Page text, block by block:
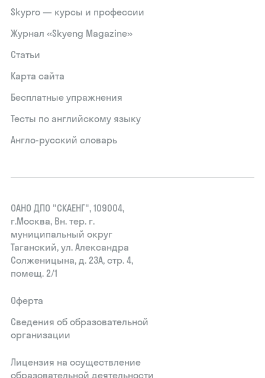
Skypro — курсы и профессии
Журнал «Skyeng Magazine»
Статьи
Карта сайта
Бесплатные упражнения
Тесты по английскому языку
Англо-русский словарь
ОАНО ДПО "СКАЕНГ", 109004,
г.Москва, Вн. тер. г.
муниципальный округ
Таганский, ул. Александра
Солженицына, д. 23А, стр. 4,
помещ. 2/1
Оферта
Сведения об образовательной
организации
Лицензия на осуществление
образовательной деятельности